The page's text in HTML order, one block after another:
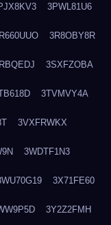
3PWL81U6
3R8OBY8R
3SXFZOBA
3TVMVY4A
3VXFRWKX
3WDTF1N3
3X71FE60
3Y2Z2FMH